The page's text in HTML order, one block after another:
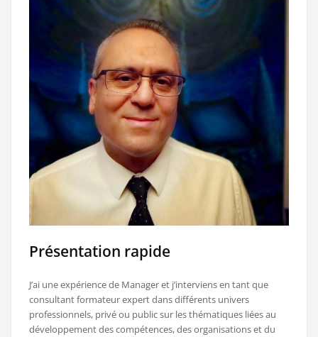
Présentation rapide
J’ai une expérience de Manager et j’interviens en tant que
consultant formateur expert dans différents univers
professionnels, privé ou public sur les thématiques liées au
développement des compétences, des organisations et du